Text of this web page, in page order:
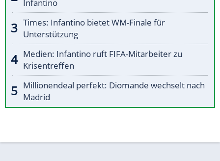
Infantino
Times: Infantino bietet WM-Finale für
Unterstützung
Medien: Infantino ruft FIFA-Mitarbeiter zu
Krisentreffen
Millionendeal perfekt: Diomande wechselt nach
Madrid